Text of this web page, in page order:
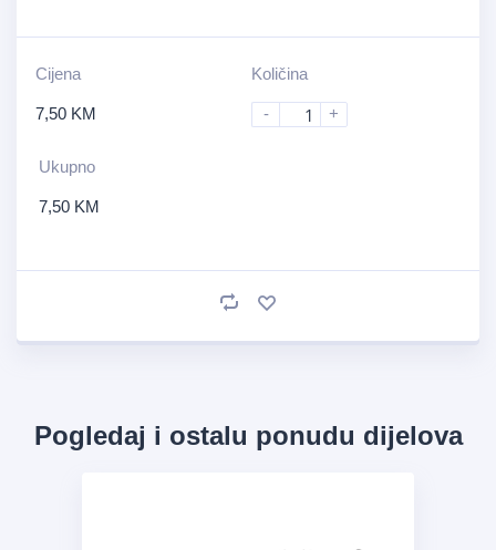
Cijena
7,50 KM
Količina
- +
Ukupno
7,50 KM
Pogledaj i ostalu ponudu dijelova